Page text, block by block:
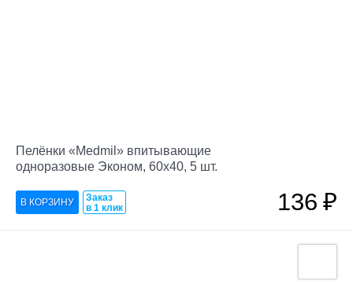
Пелёнки «Medmil» впитывающие
одноразовые Эконом, 60х40, 5 шт.
Заказ
в 1 клик
136₽